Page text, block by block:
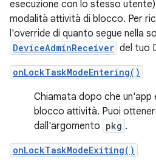
esecuzione con lo stesso
modalità attività di blocco. Per
l'override di quanto segue nella
DeviceAdminReceiver del tuo
onLockTaskModeEntering()
Chiamata dopo che un'app
blocco attività. Puoi
dall'argomento pkg .
onLockTaskModeExiting()